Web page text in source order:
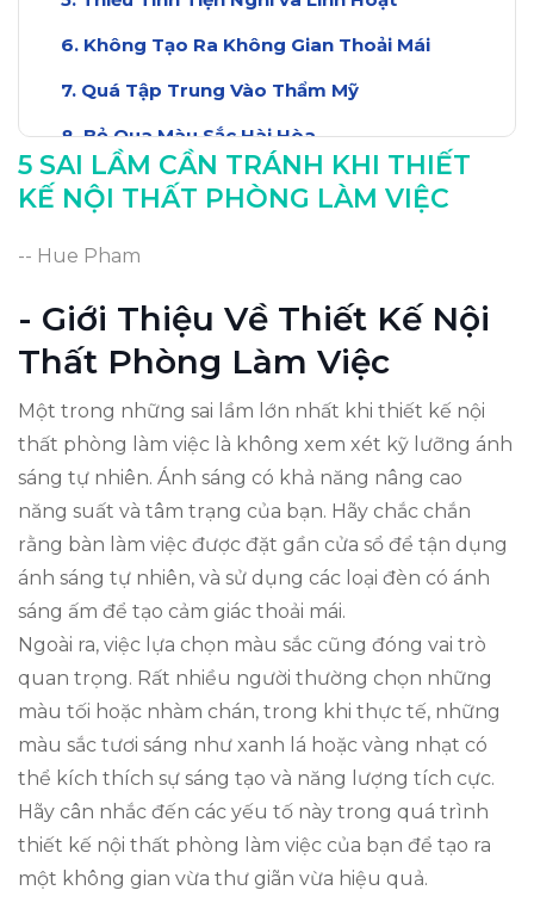
Không Tạo Ra Không Gian Thoải Mái
Quá Tập Trung Vào Thẩm Mỹ
Bỏ Qua Màu Sắc Hài Hòa
Xem Xét Sự Đối Xứng Trong Thiết Kế
5 SAI LẦM CẦN TRÁNH KHI THIẾT
KẾ NỘI THẤT PHÒNG LÀM VIỆC
-- Hue Pham
- Giới Thiệu Về Thiết Kế Nội
Thất Phòng Làm Việc
Một trong những sai lầm lớn nhất khi thiết kế nội
thất phòng làm việc là không xem xét kỹ lưỡng ánh
sáng tự nhiên. Ánh sáng có khả năng nâng cao
năng suất và tâm trạng của bạn. Hãy chắc chắn
rằng bàn làm việc được đặt gần cửa sổ để tận dụng
ánh sáng tự nhiên, và sử dụng các loại đèn có ánh
sáng ấm để tạo cảm giác thoải mái.
Ngoài ra, việc lựa chọn màu sắc cũng đóng vai trò
quan trọng. Rất nhiều người thường chọn những
màu tối hoặc nhàm chán, trong khi thực tế, những
màu sắc tươi sáng như xanh lá hoặc vàng nhạt có
thể kích thích sự sáng tạo và năng lượng tích cực.
Hãy cân nhắc đến các yếu tố này trong quá trình
thiết kế nội thất phòng làm việc của bạn để tạo ra
một không gian vừa thư giãn vừa hiệu quả.